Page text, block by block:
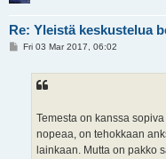
Re: Yleistä keskustelua
PFri 03 Mar 2017, 06:02
Temesta on kanssa
nopeaa, on tehokkaan
lainkaan. Mutta on pakko